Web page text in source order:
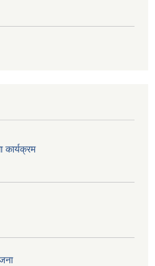
कार्यक्रम